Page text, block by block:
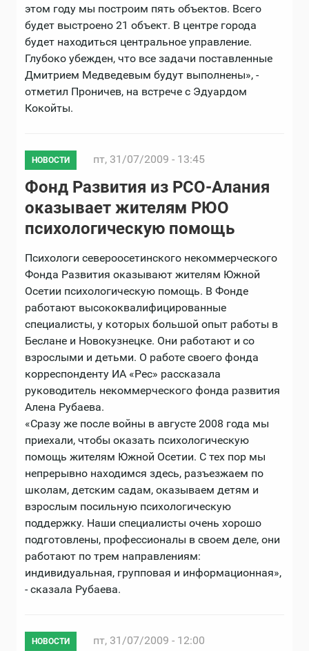
этом году мы построим пять объектов. Всего
будет выстроено 21 объект. В центре города
будет находиться центральное управление.
Глубоко убежден, что все задачи поставленные
Дмитрием Медведевым будут выполнены», -
отметил Проничев, на встрече с Эдуардом
Кокойты.
НОВОСТИ пт, 31/07/2009 - 13:45
Фонд Развития из РСО-Алания
оказывает жителям РЮО
психологическую помощь
Психологи североосетинского некоммерческого
Фонда Развития оказывают жителям Южной
Осетии психологическую помощь. В Фонде
работают высококвалифицированные
специалисты, у которых большой опыт работы в
Беслане и Новокузнецке. Они работают и со
взрослыми и детьми. О работе своего фонда
корреспонденту ИА «Рес» рассказала
руководитель некоммерческого фонда развития
Алена Рубаева.
«Сразу же после войны в августе 2008 года мы
приехали, чтобы оказать психологическую
помощь жителям Южной Осетии. С тех пор мы
непрерывно находимся здесь, разъезжаем по
школам, детским садам, оказываем детям и
взрослым посильную психологическую
поддержку. Наши специалисты очень хорошо
подготовлены, профессионалы в своем деле, они
работают по трем направлениям:
индивидуальная, групповая и информационная»,
- сказала Рубаева.
НОВОСТИ пт, 31/07/2009 - 12:00